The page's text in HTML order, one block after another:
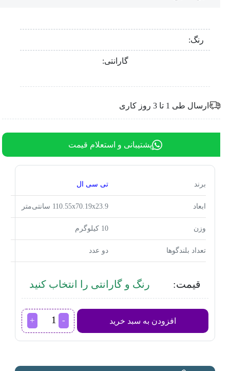
رنگ:
گارانتی:
ارسال طی 1 تا 3 روز کاری
پشتیبانی و استعلام قیمت
برند تی سی ال
ابعاد 110.55x70.19x23.9 سانتی‌متر
وزن
تعداد بلندگوها دو عدد
قیمت: رنگ و گارانتی را انتخاب کنید
افزودن به سبد خرید
تلویزیون
ال
سی